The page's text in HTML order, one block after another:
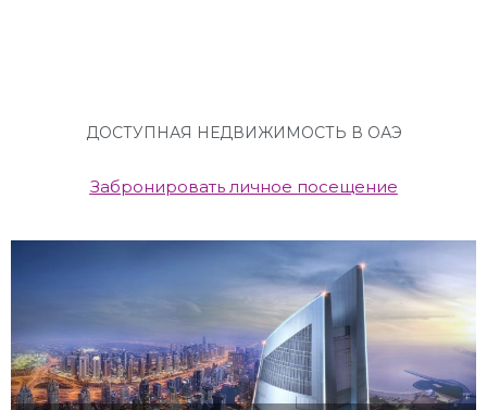
ДОСТУПНАЯ НЕДВИЖИМОСТЬ В ОАЭ
Забронировать личное посещение